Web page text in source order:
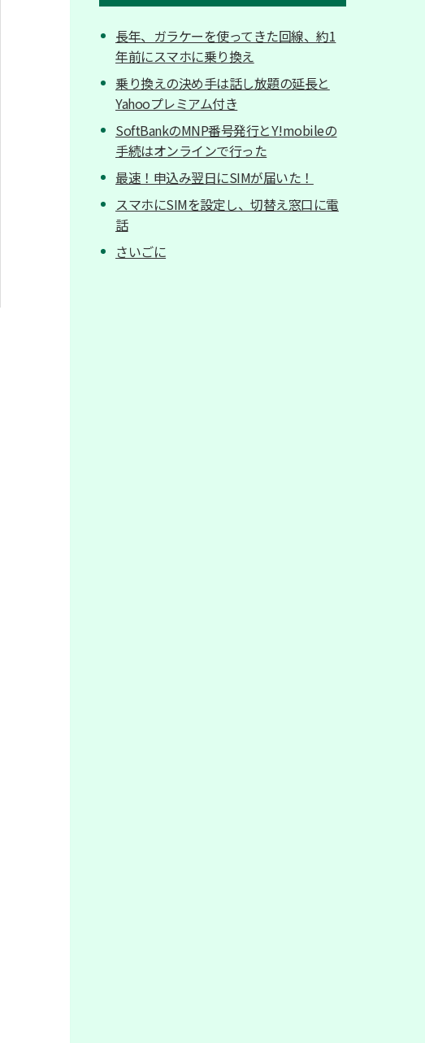
長年、ガラケーを使ってきた回線、約1
年前にスマホに乗り換え
乗り換えの決め手は話し放題の延長と
Yahooプレミアム付き
SoftBankのMNP番号発行とY!mobileの
手続はオンラインで行った
最速！申込み翌日にSIMが届いた！
スマホにSIMを設定し、切替え窓口に電
話
さいごに